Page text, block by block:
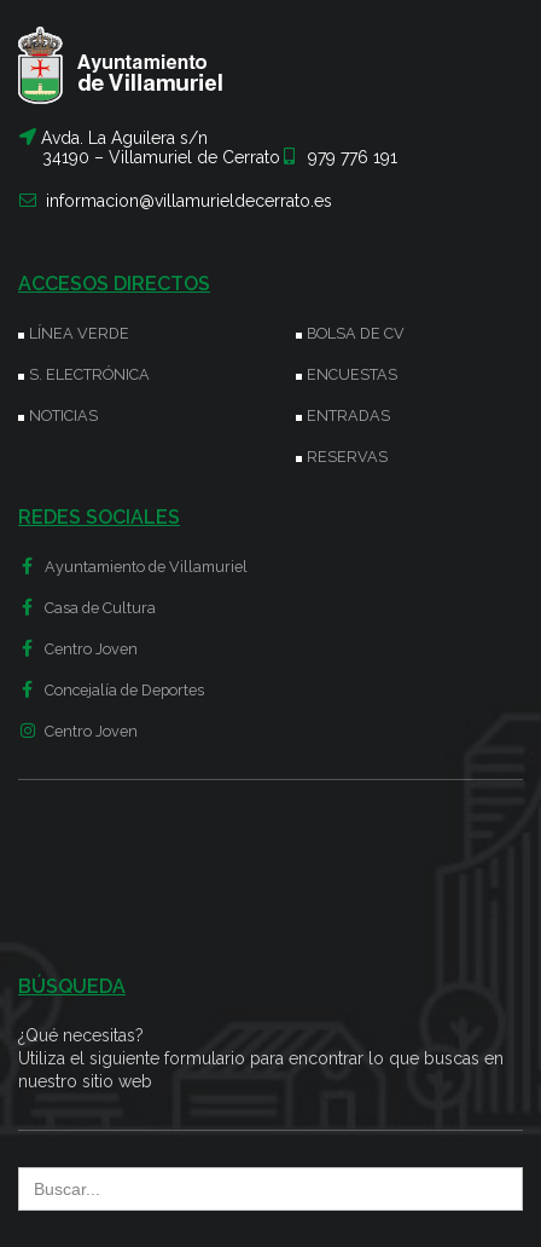
Avda. La Aguilera s/n
34190 – Villamuriel de Cerrato
979 776 191
informacion@villamurieldecerrato.es
ACCESOS DIRECTOS
LÍNEA VERDE
S. ELECTRÓNICA
NOTICIAS
BOLSA DE CV
ENCUESTAS
ENTRADAS
RESERVAS
REDES SOCIALES
Ayuntamiento de Villamuriel
Casa de Cultura
Centro Joven
Concejalía de Deportes
Centro Joven
BÚSQUEDA
¿Qué necesitas?
Utiliza el siguiente formulario para encontrar lo que buscas en
nuestro sitio web
Search
for: